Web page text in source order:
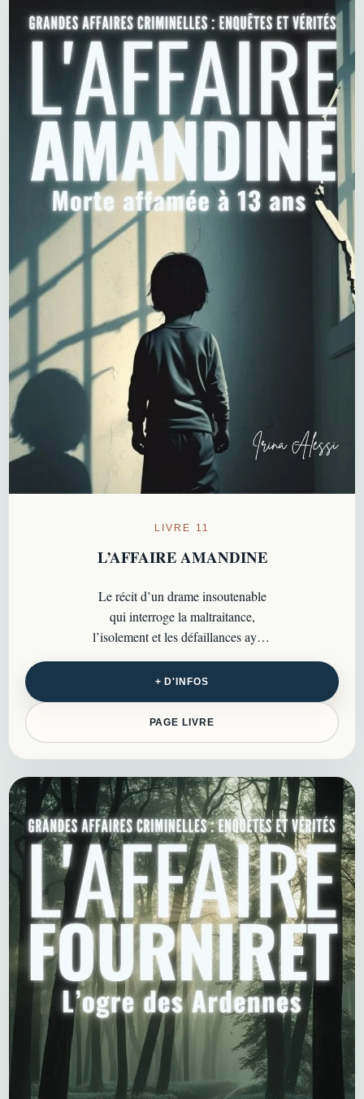
LIVRE 11
L’AFFAIRE AMANDINE
Le récit d’un drame insoutenable
qui interroge la maltraitance,
l’isolement et les défaillances ayant
conduit à la mort d’Amandine, 13
ans…
+ D'INFOS
PAGE LIVRE